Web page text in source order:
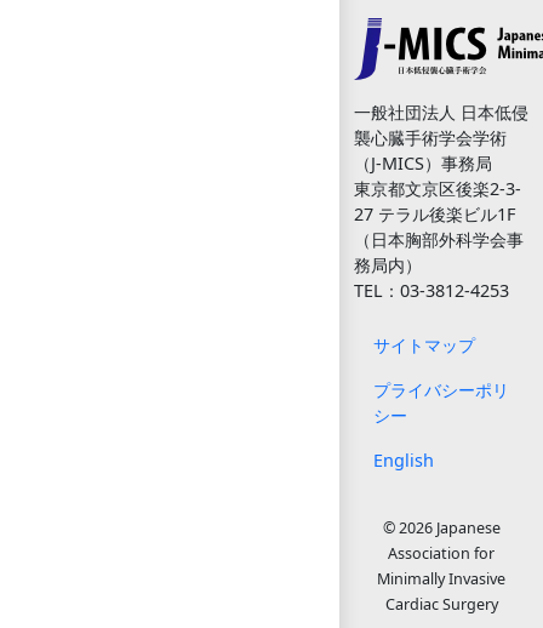
一般社団法人 日本低侵
襲心臓手術学会学術
（J-MICS）事務局
東京都文京区後楽2-3-
27 テラル後楽ビル1F
（日本胸部外科学会事
務局内）
TEL：03-3812-4253
サイトマップ
プライバシーポリ
シー
English
© 2026 Japanese
Association for
Minimally Invasive
Cardiac Surgery